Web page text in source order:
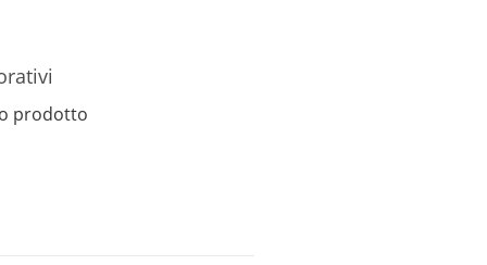
prodotto